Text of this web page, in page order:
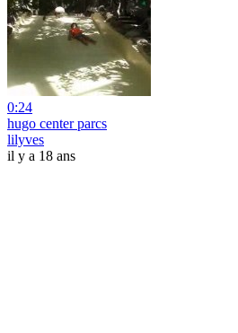
0:24
hugo center parcs
lilyves
il y a 18 ans